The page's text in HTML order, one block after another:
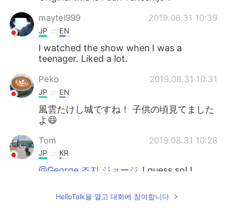
maytel999 2019.08.31 10:39
JP EN
I watched the show when I was a
teenager. Liked a lot.
Peko 2019.08.31 10:31
JP EN
風雲たけし城ですね！ 子供の頃見てました
よ😄
Tom 2019.08.31 10:28
JP KR
@George 조지 ジョージ I guess so! I
George 조지 ジョージ 2019.08.31 10:25
HelloTalk을 열고 대화에 참여합니다